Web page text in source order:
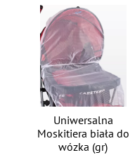
Uniwersalna
Moskitiera biała do
wózka (gr)